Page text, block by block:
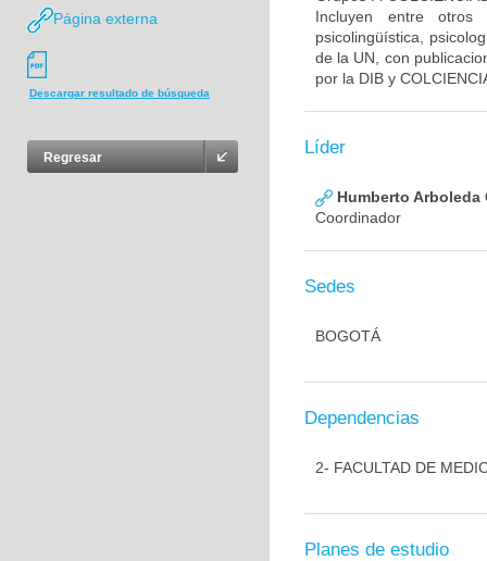
Página externa
Descargar resultado de búsqueda
Regresar
Incluyen entre otros
psicolingüística,
de la UN, con
por la DIB y
Líder
Humberto Arboleda
Coordinador
Sedes
BOGOTÁ
Dependencias
2- FACULTAD DE
Planes de estudio